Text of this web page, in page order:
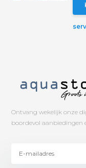
Ontvang wekelijk onze
boordevol aanbiedingen